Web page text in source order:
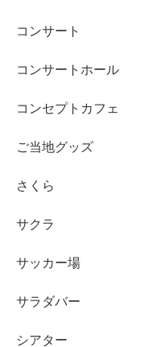
コンサート
コンサートホール
コンセプトカフェ
ご当地グッズ
さくら
サクラ
サッカー場
サラダバー
シアター